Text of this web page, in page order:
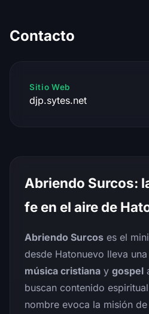
Contacto
Sitio Web
djp.sytes.net
Abriendo Surcos:
fe en el aire de
Abriendo Surcos es el
desde Hatonuevo lleva
música cristiana y gospel
buscan contenido
nombre evoca la misión